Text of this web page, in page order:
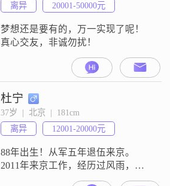
离异
20001-50000元
梦想还是要有的，万一实现了呢！
真心交友，非诚勿扰！
杜宁
37岁  |  北京  |  181cm
离异
12001-20000元
88年出生！从军五年退伍来京。
2011年来京工作，经历过风雨，吃
过不为人知的苦，一家旅行社，平